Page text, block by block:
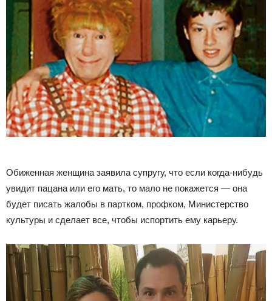
Обиженная женщина заявила супругу, что если когда-нибудь
увидит пацана или его мать, то мало не покажется — она
будет писать жалобы в партком, профком, Министерство
культуры и сделает все, чтобы испортить ему карьеру.